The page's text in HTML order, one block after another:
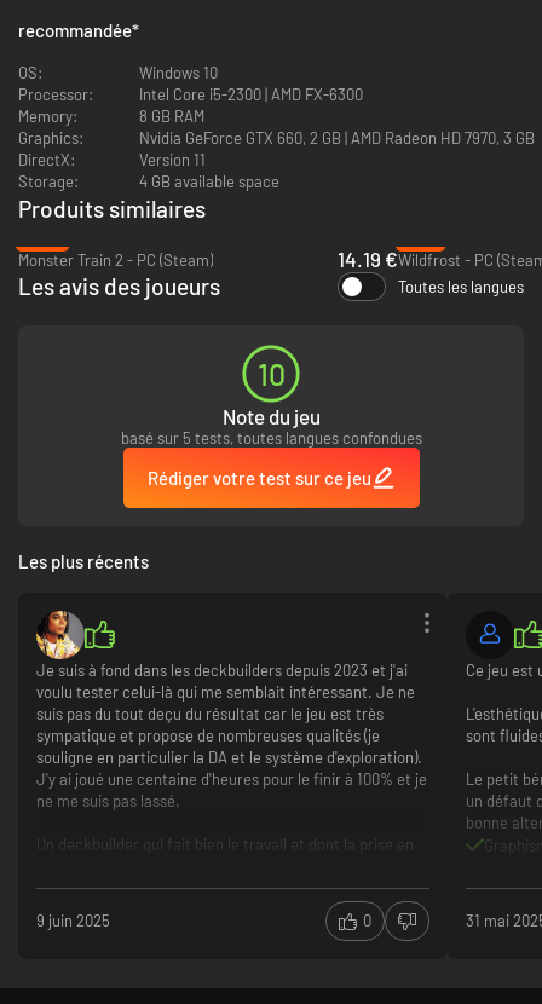
CONSTRUISEZ VOTRE DECK EN JOUANT
Deck-building dynamique
– Plus de 200 cartes à drafter
Des trésors aux pouvoirs uniques– Améliorez vos cartes grâce à 30
gemmes distinctes. Collectionnez 80 trésors aux effets inattendus.
Plus de cartes, plus de puissance !– Chaque héros dispose d’un
arbre de talents à débloquer. Accumulez les cartes et sélectionnez
les meilleures compétences !
EXPLOREZ UN MONDE RENOUVELÉ À CHAQUE COUP DE
PINCEAU
Le Livre change à chaque fois que vous l’ouvrez– La map, ses
mystères et ses dangers sont générés procéduralement pour un
défi toujours renouvelé.
Peignez le monde– Les pages du Roguebook sont composées de
tuiles hexagonales. Utilisez des encres magiques révélant différents
quêtes, etc. Autant de possibilités de gagner des cartes et des
trésors… ou de tomber dans un piège !
recommandée*
OS:
Windows 10
Processor:
Intel Core i5-2300 | AMD FX-6300
Memory:
8 GB RAM
Graphics:
Nvidia GeForce GTX 660, 2 GB | AMD Radeon HD 7970, 3 GB
DirectX:
Version 11
Storage:
4 GB available space
Produits similaires
Monster Train 2 - PC (Steam)
14.19 €Wildfrost - PC
Les avis des joueurs Toutes les langues
10
Note du jeu
basé sur 5 tests, toutes langues confondues
Rédiger votre test sur ce jeu
Les plus récents
Je suis à fond dans les deckbuilders depuis 2023 et j'ai
voulu tester celui-là qui me semblait intéressant. Je ne
suis pas du tout deçu du résultat car le jeu est très
sympatique et propose de nombreuses qualités (je
souligne en particulier la DA et le système d'exploration).
J'y ai joué une centaine d'heures pour le finir à 100% et je
ne me suis pas lassé.
Un deckbuilder qui fait bien le travail et dont la prise en
* Je précise que j'ai uniquement joué sur Nintendo
Switch.
9 juin 2025 0
Ce jeu est
sont
Le petit
un défaut
bonne
31 mai